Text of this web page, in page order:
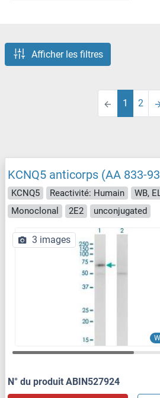
Afficher les filtres
1 2
KCNQ5 anticorps (AA 833-
KCNQ5 Reactivité: Humain WB,
Monoclonal
2E2 unconjugated
3 images
N° du produit ABIN527924